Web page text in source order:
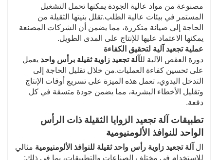
مصنوعة من مواد عالية الجودة يمكنها تحمل التشغيل
المستمر في بيئات عالية الطلب.تقلل بنيتها الثقيلة من
الحاجة إلى صيانة متكررة، مما يضمن أن الشركات المصنعة
يمكنها الاعتماد عليها للإنتاج على المدى الطويل.
عملية تجعيد آلية لتحقيق الكفاءة
دورة العقص الآلية للآلة تجعيد زاوية ثقيلة برأس واحد يعمل
على تحسين كفاءة العمليات.من خلال تقليل الحاجة إلى
التدخل اليدوي، تعمل هذه الميزة على تسريع أوقات الإنتاج
وتقليل الأخطاء البشرية، مما يضمن جودة متسقة في كل
دفعة.
تطبيقات آلة تجعيد الزوايا الثقيلة ذات الرأس
الواحد للنوافذ الألومنيومية
ال آلة تجعيد زاوية رأس واحد ثقيلة للنوافذ الألومنيومية مثالي
للاستخدام في مختلف الصناعات والتطبيقات، بما في ذلك: